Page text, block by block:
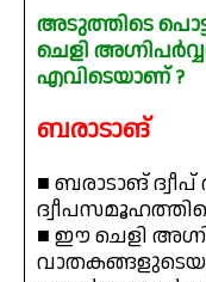
അടുത്തിടെ
ചെളി
എവിടെയാണ് ?
ബരാടാങ്
■ ബരാടാങ്
■ ഈ ചെളി